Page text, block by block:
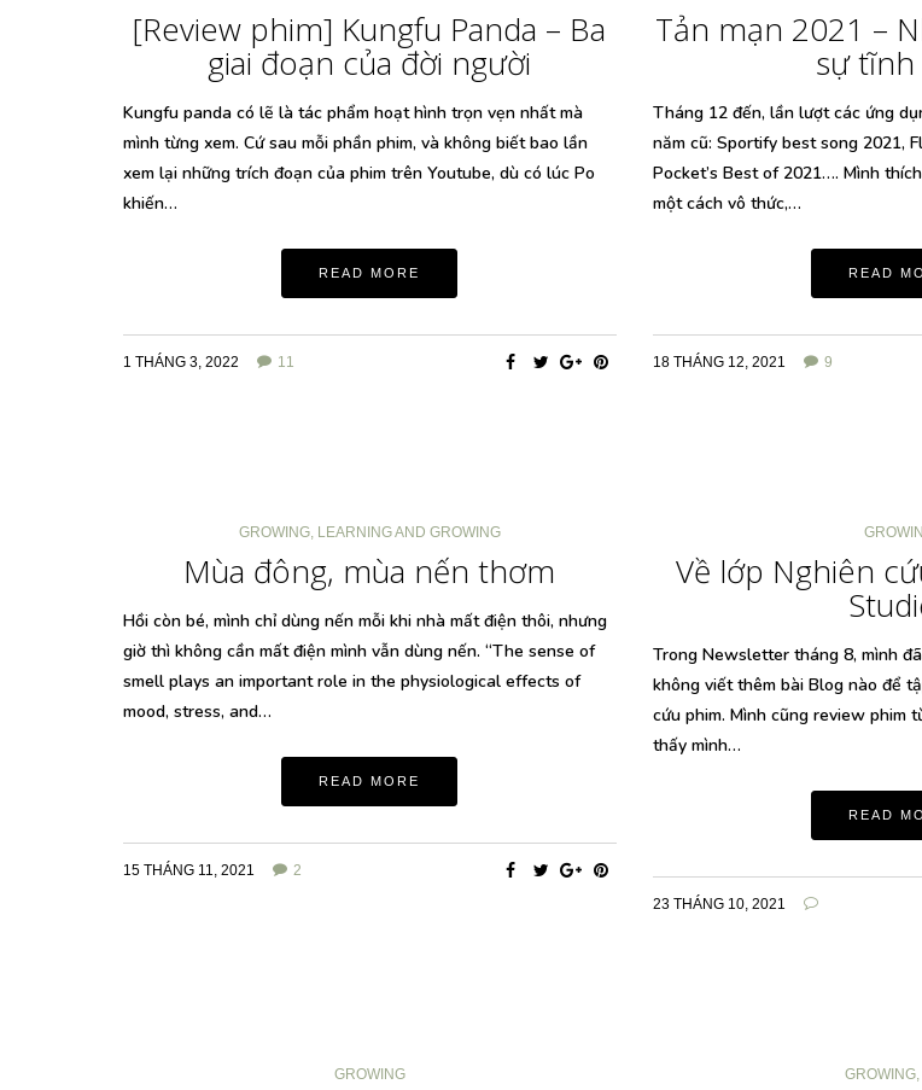
[Review phim] Kungfu Panda – Ba
giai đoạn của đời người
Kungfu panda có lẽ là tác phẩm hoạt hình trọn vẹn nhất mà
mình từng xem. Cứ sau mỗi phần phim, và không biết bao lần
xem lại những trích đoạn của phim trên Youtube, dù có lúc Po
khiến…
READ MORE
1 THÁNG 3, 2022 11
Tản mạn 2021 –
sự tĩnh
Tháng 12 đến, lần lượt các ứng
năm cũ: Sportify best song 2021,
Pocket’s Best of 2021…. Mình
một cách vô thức,…
READ
18 THÁNG 12, 2021 9
GROWING, LEARNING AND GROWING
Mùa đông, mùa nến thơm
Hồi còn bé, mình chỉ dùng nến mỗi khi nhà mất điện thôi, nhưng
giờ thì không cần mất điện mình vẫn dùng nến. “The sense of
smell plays an important role in the physiological effects of
mood, stress, and…
READ MORE
15 THÁNG 11, 2021 2
Về lớp Nghiên
Trong Newsletter tháng 8, mình
không viết thêm bài Blog nào để
cứu phim. Mình cũng review phim
thấy mình…
READ
23 THÁNG 10, 2021
GROWING GROWING